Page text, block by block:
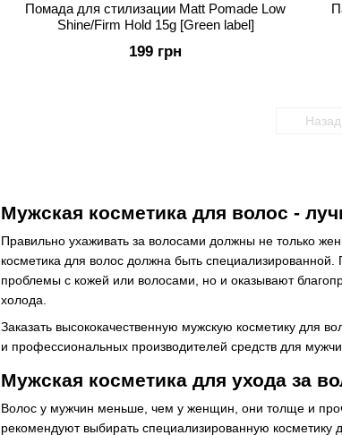
Мужская косметика для волос -
Правильно ухаживать за волосами должны не только
косметика для волос должна быть
проблемы с кожей или волосами, но и оказывают
холода.
Заказать высококачественную мужскую косметику для
и профессиональных производителей средств для
Мужская косметика для ухода за
Волос у мужчин меньше, чем у женщин, они толще и
рекомендуют выбирать специализированную косметику
Помада для стилизации Matt Pomade Low
Shine/Firm Hold 15g [Green label]
199 грн
Назад